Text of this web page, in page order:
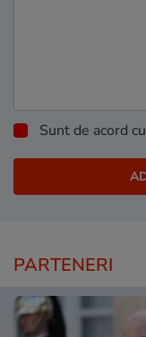
Sunt de acord cu
PARTENERI